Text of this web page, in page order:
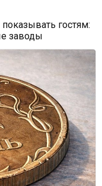
гостям:
заводы